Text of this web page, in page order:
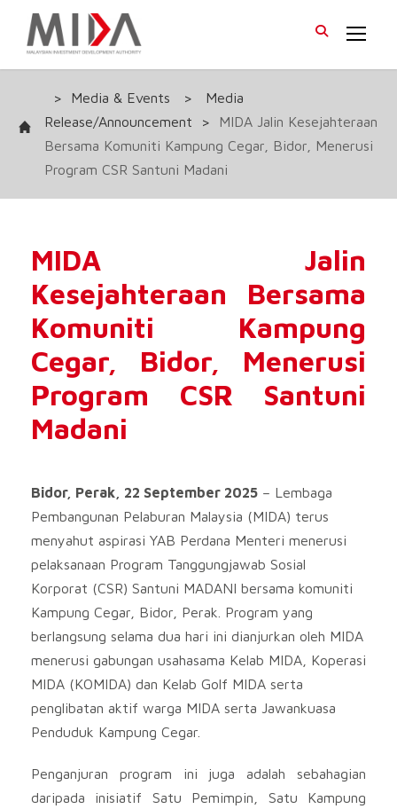
> Media & Events >
Media
Release/Announcement
>
MIDA Jalin Kesejahteraan
Bersama Komuniti Kampung Cegar, Bidor, Menerusi
Program CSR Santuni Madani
MIDA Jalin
Kesejahteraan Bersama
Komuniti Kampung
Cegar, Bidor, Menerusi
Program CSR Santuni
Madani
Bidor, Perak, 22 September 2025 – Lembaga
Pembangunan Pelaburan Malaysia (MIDA) terus
menyahut aspirasi YAB Perdana Menteri menerusi
pelaksanaan Program Tanggungjawab Sosial
Korporat (CSR) Santuni MADANI bersama komuniti
Kampung Cegar, Bidor, Perak. Program yang
berlangsung selama dua hari ini dianjurkan oleh MIDA
menerusi gabungan usahasama Kelab MIDA, Koperasi
MIDA (KOMIDA) dan Kelab Golf MIDA serta
penglibatan aktif warga MIDA serta Jawankuasa
Penduduk Kampung Cegar.
Penganjuran program ini juga adalah sebahagian
daripada inisiatif Satu Pemimpin, Satu Kampung